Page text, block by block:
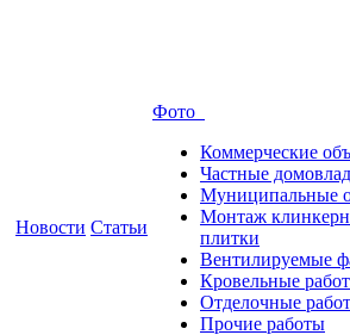
Новости Статьи
Фото
Коммерческие
Частные
Муниципальные
Монтаж
плитки
Вентилируемые
Кровельные
Отделочные
Прочие работы